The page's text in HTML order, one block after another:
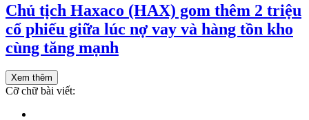
Chủ tịch Haxaco (HAX) gom thêm 2 triệu
cổ phiếu giữa lúc nợ vay và hàng tồn kho
cùng tăng mạnh
Xem thêm
Cỡ chữ bài viết: